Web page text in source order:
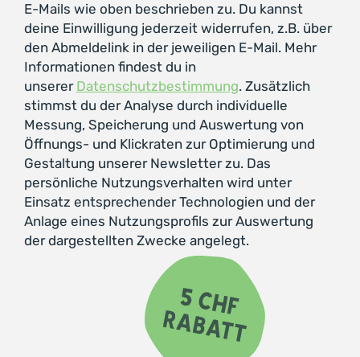
E-Mails wie oben beschrieben zu. Du kannst
deine Einwilligung jederzeit widerrufen, z.B. über
den Abmeldelink in der jeweiligen E-Mail. Mehr
Informationen findest du in
unserer Datenschutzbestimmung. Zusätzlich
stimmst du der Analyse durch individuelle
Messung, Speicherung und Auswertung von
Öffnungs- und Klickraten zur Optimierung und
Gestaltung unserer Newsletter zu. Das
persönliche Nutzungsverhalten wird unter
Einsatz entsprechender Technologien und der
Anlage eines Nutzungsprofils zur Auswertung
der dargestellten Zwecke angelegt.